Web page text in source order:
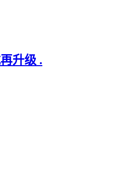
升级 .